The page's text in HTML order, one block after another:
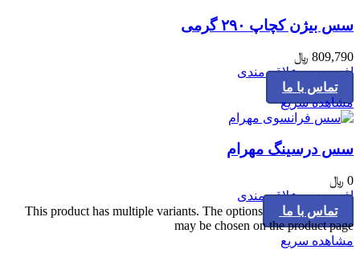
سس بیژن کچاپ ۲۹۰ گرمی
809,790 ﷼
افزودن به علاقه مندی
تماس با ما
مشاهده سریع
سس درسینگ مهرام
0 ﷼
افزودن به علاقه مندی
تماس با ما
This product has multiple variants. The options
may be chosen on the product page
مشاهده سریع